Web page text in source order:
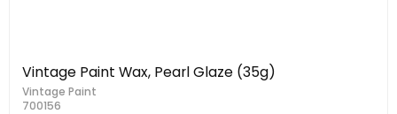
Vintage Paint Wax, Pearl Glaze (35g)
Vintage Paint
700156